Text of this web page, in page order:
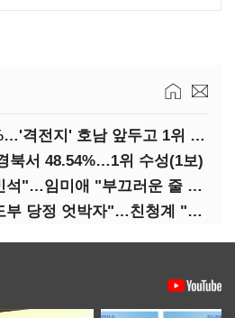
김민석 누적 46.01%…'격전지' 호남 앞두고 1위 지켰다(2보)
북서 48.54%…1위 수성(1보)
최민희 "골리앗 김민석"…임미애 "부끄러운 줄 알아야"
친명계 "정청래 지도부 당정 엇박자"…친청계 "신천지 오물 폭탄"